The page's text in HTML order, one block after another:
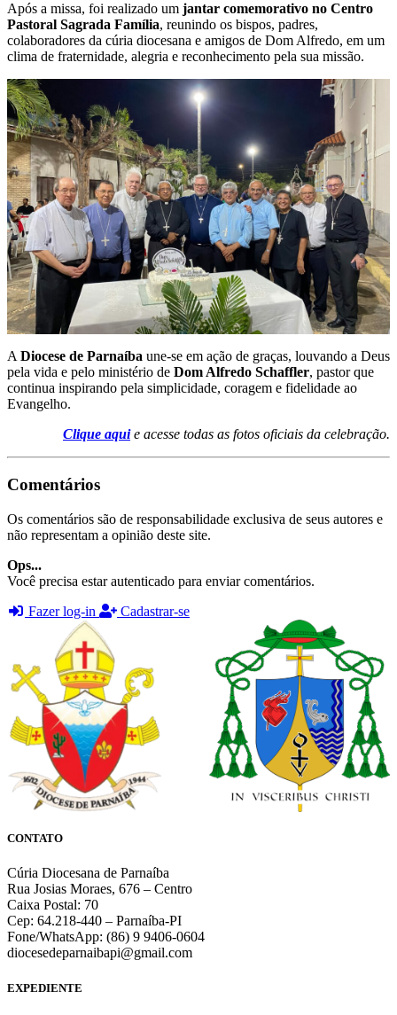
Após a missa, foi realizado um jantar comemorativo no Centro
Pastoral Sagrada Família, reunindo os bispos, padres,
colaboradores da cúria diocesana e amigos de Dom Alfredo, em um
clima de fraternidade, alegria e reconhecimento pela sua missão.
A Diocese de Parnaíba une-se em ação de graças, louvando a Deus
pela vida e pelo ministério de Dom Alfredo Schaffler, pastor que
continua inspirando pela simplicidade, coragem e fidelidade ao
Evangelho.
Clique aquie acesse todas as fotos oficiais da celebração.
Comentários
Os comentários são de responsabilidade exclusiva de seus autores e
não representam a opinião deste site.
Ops...
Você precisa estar autenticado para enviar comentários.
Fazer log-in
Cadastrar-se
CONTATO
Cúria Diocesana de Parnaíba
Rua Josias Moraes, 676 – Centro
Caixa Postal: 70
Cep: 64.218-440 – Parnaíba-PI
Fone/WhatsApp: (86) 9 9406-0604
diocesedeparnaibapi@gmail.com
EXPEDIENTE